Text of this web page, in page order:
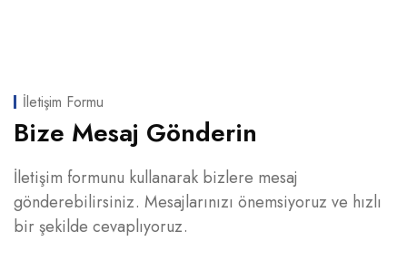
İletişim Formu
Bize Mesaj Gönderin
İletişim formunu kullanarak bizlere mesaj
gönderebilirsiniz. Mesajlarınızı önemsiyoruz ve hızlı
bir şekilde cevaplıyoruz.